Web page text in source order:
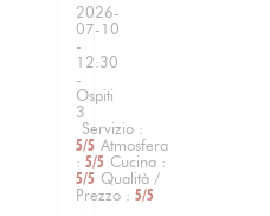
2026-
07-10
-
12:30
-
Ospiti
3
Servizio :
5/5 Atmosfera
: 5/5 Cucina :
5/5 Qualità /
Prezzo : 5/5